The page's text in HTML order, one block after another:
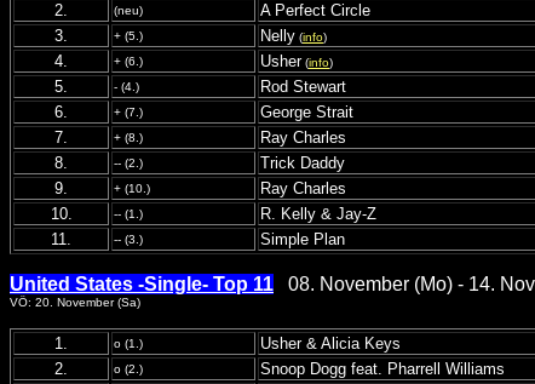
2.
(neu) A Perfect Circle
3.
+ (5.) Nelly (info)
4.
+ (6.) Usher(info)
5.
- (4.) Rod Stewart
6.
+ (7.) George Strait
7.
+ (8.) Ray Charles
8.
-- (2.) Trick Daddy
9.
+ (10.) Ray Charles
10.
-- (1.) R. Kelly & Jay-Z
11.
-- (3.) Simple Plan
United States -Single- Top 11 08. November (Mo) - 14.
VÖ: 20. November (Sa)
1. o (1.) Usher & Alicia Keys
2.
o (2.) Snoop Dogg feat. Pharrell Williams